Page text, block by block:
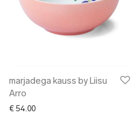
marjadega kauss by Liisu
Arro
€ 54.00